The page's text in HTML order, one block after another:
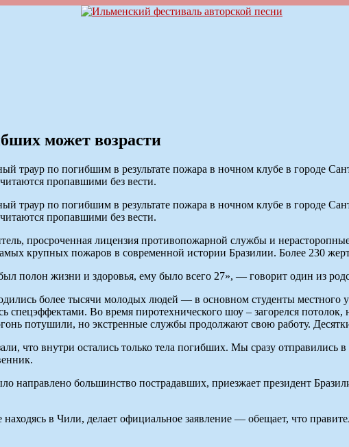
может возрасти
траур по погибшим в результате пожара в ночном клубе в городе
пропавшими без вести.
траур по погибшим в результате пожара в ночном клубе в городе
пропавшими без вести.
просроченная лицензия противопожарной службы и
крупных пожаров в современной истории Бразилии. Более 230
полон жизни и здоровья, ему было всего 27», — говорит один из
более тысячи молодых людей — в основном студенты
Во время пиротехнического шоу – загорелся потолок,
потушили, но экстренные службы продолжают свою работу.
что внутри остались только тела погибших. Мы сразу
направлено большинство пострадавших, приезжает президент
в Чили, делает официальное заявление — обещает, что